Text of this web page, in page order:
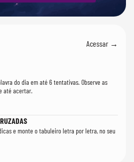
Acessar →
do dia em até 6 tentativas. Observe as
até acertar.
e monte o tabuleiro letra por letra, no seu